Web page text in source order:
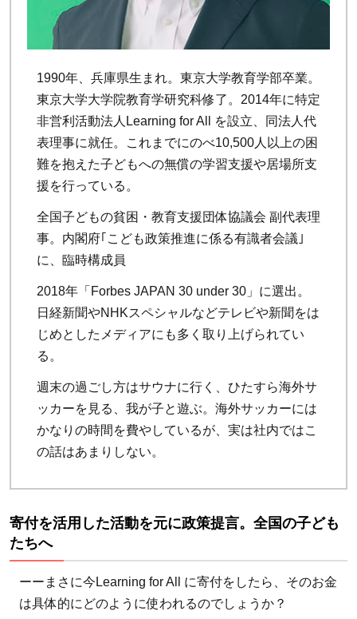
1990年、兵庫県生まれ。東京大学教育学部卒業。
東京大学大学院教育学研究科修了。2014年に特定
非営利活動法人Learning for All を設立、同法人代
表理事に就任。これまでにのべ10,500人以上の困
難を抱えた子どもへの無償の学習支援や居場所支
援を行っている。
全国子どもの貧困・教育支援団体協議会 副代表理
事。内閣府｢こども政策推進に係る有識者会議｣
に、臨時構成員
2018年「Forbes JAPAN 30 under 30」に選出。
日経新聞やNHKスペシャルなどテレビや新聞をは
じめとしたメディアにも多く取り上げられてい
る。
週末の過ごし方はサウナに行く、ひたすら海外サ
ッカーを見る、我が子と遊ぶ。海外サッカーには
かなりの時間を費やしているが、実は社内ではこ
の話はあまりしない。
寄付を活用した活動を元に政策提言。全国の子ども
たちへ
ーーまさに今Learning for All に寄付をしたら、そのお金
は具体的にどのように使われるのでしょうか？